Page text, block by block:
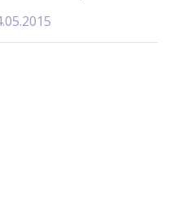
- 12:48